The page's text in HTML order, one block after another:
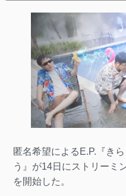
匿名希望によるE.P.『き
う』が14日にストリーミ
を開始した。